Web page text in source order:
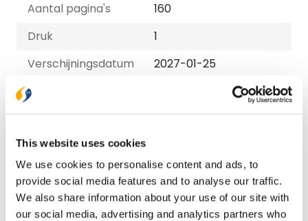
This website uses cookies
We use cookies to personalise content and ads, to
provide social media features and to analyse our traffic.
We also share information about your use of our site with
our social media, advertising and analytics partners who
Aantal pagina's
160
Druk
1
Verschijningsdatum
2027-01-25
Uitvoeringen
€ 10,99
Paperback
€ 17,99